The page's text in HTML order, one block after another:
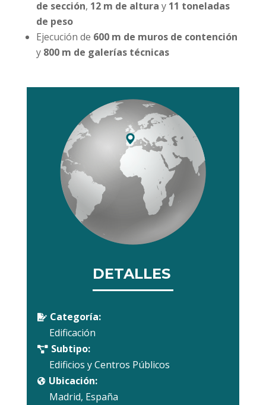
de sección, 12 m de altura y 11 toneladas
de peso
Ejecución de 600 m de muros de contención
y 800 m de galerías técnicas
DETALLES
 Categoría:
Edificación
 Subtipo:
Edificios y Centros Públicos
 Ubicación:
Madrid, España